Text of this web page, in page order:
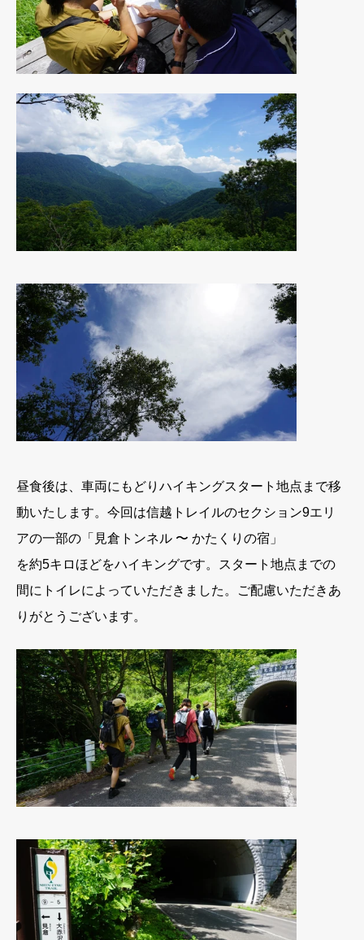
昼食後は、車両にもどりハイキングスタート地点まで移
動いたします。今回は信越トレイルのセクション9エリ
アの一部の「見倉トンネル 〜 かたくりの宿」
を約5キロほどをハイキングです。スタート地点までの
間にトイレによっていただきました。ご配慮いただきあ
りがとうございます。